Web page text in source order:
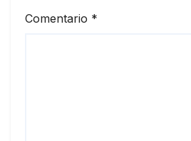
Comentario *